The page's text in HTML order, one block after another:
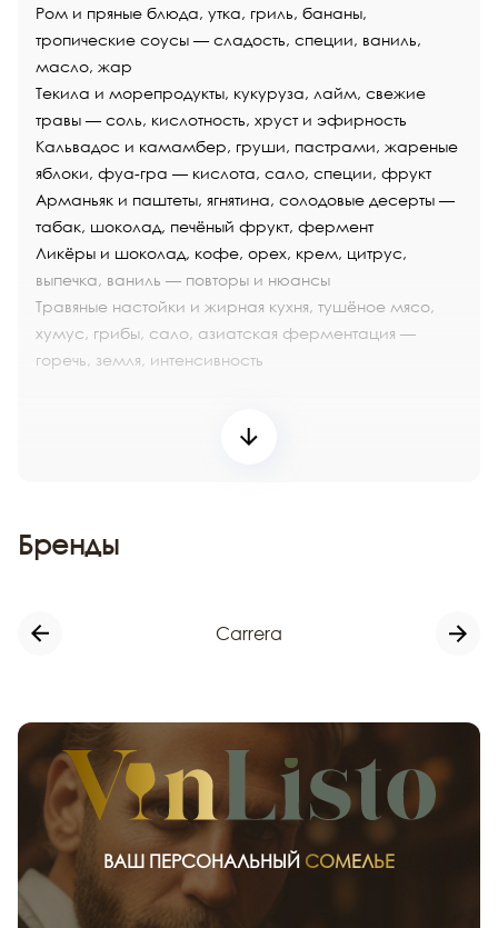
Ром и пряные блюда, утка, гриль, бананы,
тропические соусы — сладость, специи, ваниль,
масло, жар
Текила и морепродукты, кукуруза, лайм, свежие
травы — соль, кислотность, хруст и эфирность
Кальвадос и камамбер, груши, пастрами, жареные
яблоки, фуа-гра — кислота, сало, специи, фрукт
Арманьяк и паштеты, ягнятина, солодовые десерты —
табак, шоколад, печёный фрукт, фермент
Ликёры и шоколад, кофе, орех, крем, цитрус,
выпечка, ваниль — повторы и нюансы
Травяные настойки и жирная кухня, тушёное мясо,
хумус, грибы, сало, азиатская ферментация —
горечь, земля, интенсивность
Бренды
Carrera
ВАШ ПЕРСОНАЛЬНЫЙ СОМЕЛЬЕ